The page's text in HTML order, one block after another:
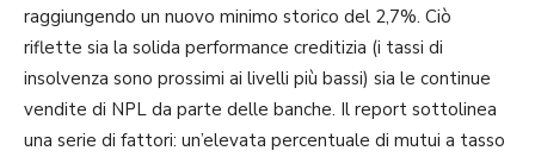
raggiungendo un nuovo minimo storico del 2,7%. Ciò
riflette sia la solida performance creditizia (i tassi di
insolvenza sono prossimi ai livelli più bassi) sia le continue
vendite di NPL da parte delle banche. Il report sottolinea
una serie di fattori: un’elevata percentuale di mutui a tasso